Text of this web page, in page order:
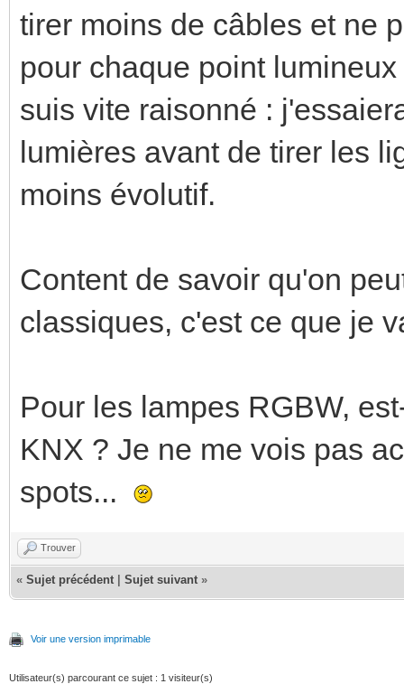
tirer moins de câbles et ne
pour chaque point
suis vite raisonné :
lumières avant de tirer les
moins évolutif.
Content de savoir qu'on
classiques, c'est ce que je
Pour les lampes RGBW,
KNX ? Je ne me vois pas
spots...
Trouver
« Sujet précédent Sujet suivant »
Voir une version imprimable
Utilisateur(s) parcourant ce sujet : 1 visiteur(s)